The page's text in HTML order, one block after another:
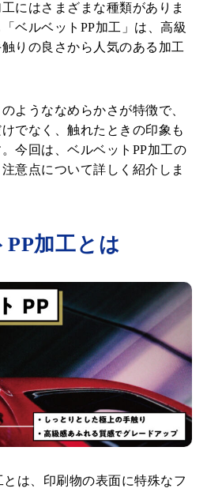
にはさまざまな種類がありま
ベルベットPP加工」は、高級
りの良さから人気のある加工
ようななめらかさが特徴で、
でなく、触れたときの印象も
今回は、ベルベットPP加工の
意点について詳しく紹介しま
加工とは
とは、印刷物の表面に特殊なフ